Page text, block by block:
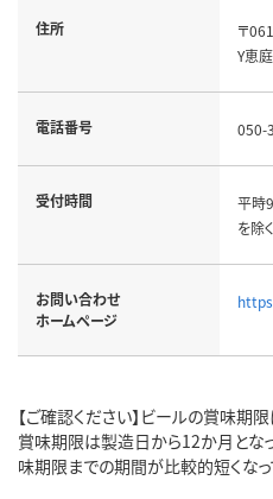
住所
〒
Y恵
電話番号 050-
受付時間
平時
を除く
お問い合わせ
ホームページ
【ご確認ください】ビールの賞味期
賞味期限は製造日から12か月とな
味期限までの期間が比較的短くなっ